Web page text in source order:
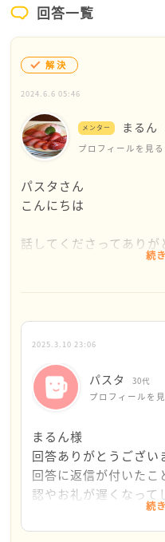
回答一覧
解決
2024.6.6 05:46
メンター まるん
プロフィールを見る
パスタさん
こんにちは
話してくださってありが
3年お付き合いをされて
とを話し合うのは、自
結婚の話を切り出した
う…それで関係がうま
彼はきっと素敵な方で
していきたいと思って
が、これからの人生、
り、大切なことを話し
で、ここはきちんと向
続
2025.3.10 23:06
パスタ 30代
プロフィールを
まるん様
回答ありがとうござい
回答に返信が付いた
認やお礼が遅くなって
失礼なことをしてし
でした。
続